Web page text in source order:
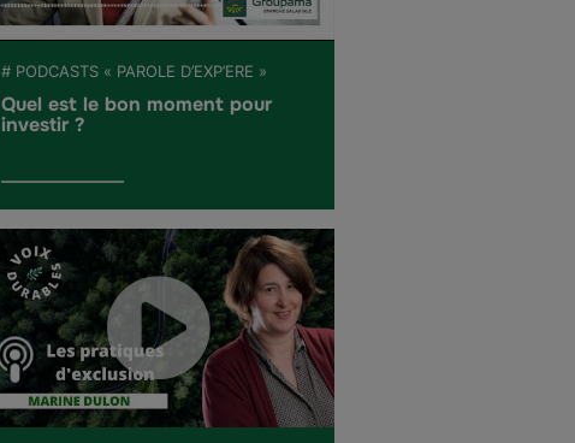
# PODCASTS « PAROLE D’EXP’ERE »
Quel est le bon moment pour
investir ?